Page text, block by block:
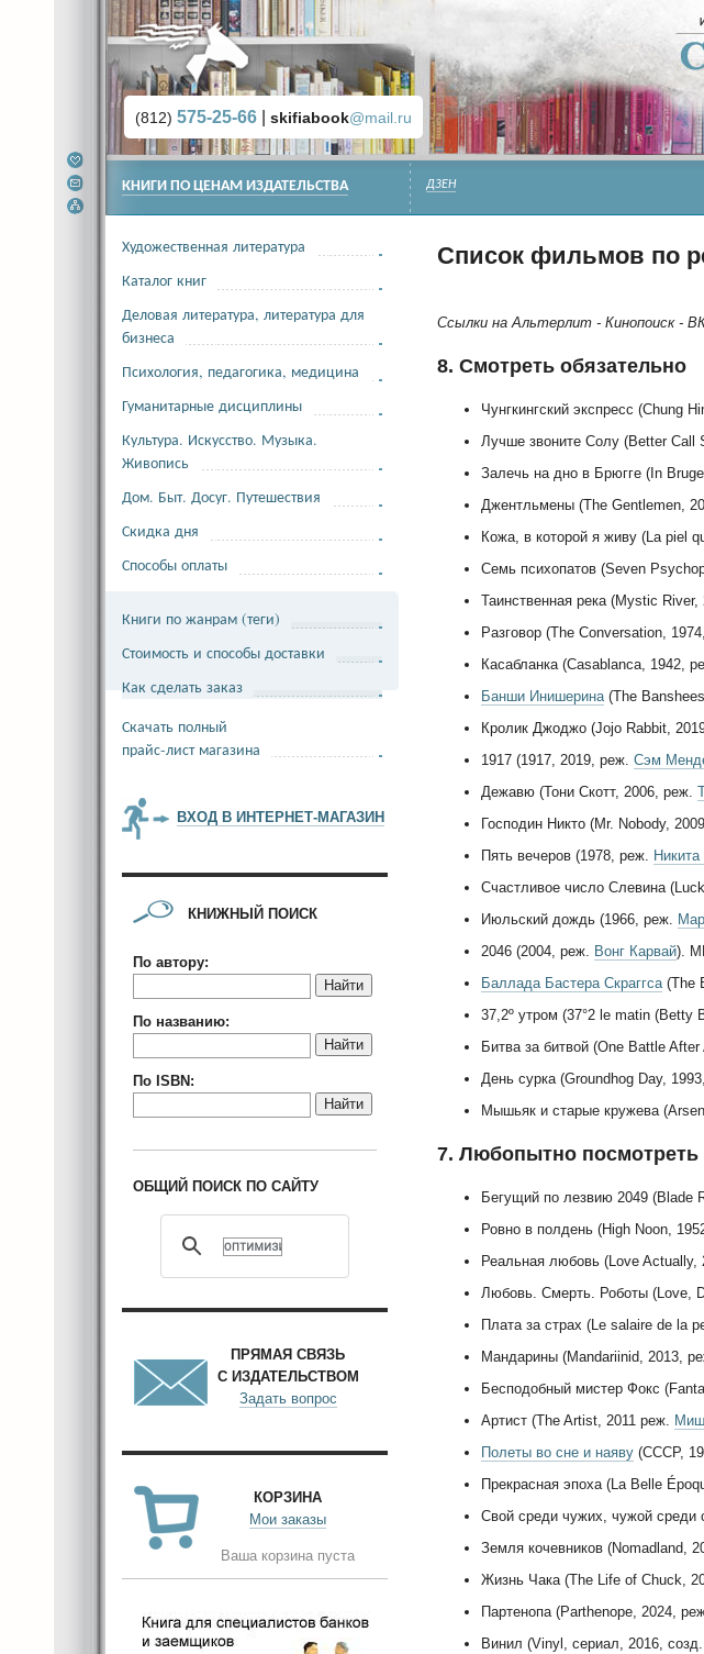
(812) 575-25-66 skifiabook@mail.ru
ДЗЕН
Список фильмов по
Ссылки на Альтерлит - Кинопоиск -
8. Смотреть обязательно
Чунгкингский экспресс (Chung
Лучше звоните Солу (Better Call
Залечь на дно в Брюгге (In
Джентльмены (The Gentlemen,
Кожа, в которой я живу (La piel
Семь психопатов (Seven
Таинственная река (Mystic
Разговор (The Conversation,
Касабланка (Casablanca, 1942,
Банши Инишерина(The
Кролик Джоджо (Jojo Rabbit,
1917 (1917, 2019, реж. Сэм
Дежавю (Тони Скотт, 2006, реж.
Господин Никто (Mr. Nobody,
Пять вечеров (1978, реж.
Счастливое число Слевина
Июльский дождь (1966, реж.
2046 (2004, реж. Вонг Карвай).
Баллада Бастера Скраггса(The
37,2º утром (37°2 le matin (Betty
Битва за битвой (One Battle
День сурка (Groundhog Day,
Мышьяк и старые кружева
7. Любопытно посмотреть
Бегущий по лезвию 2049 (Blade
Ровно в полдень (High Noon,
Реальная любовь (Love Actually,
Любовь. Смерть. Роботы (Love,
Плата за страх (Le salaire de la
Мандарины (Mandariinid, 2013,
Бесподобный мистер Фокс
Артист (The Artist, 2011 реж.
Полеты во сне и наяву (СССР,
Прекрасная эпоха (La Belle
Свой среди чужих, чужой среди
Земля кочевников (Nomadland,
Жизнь Чака (The Life of Chuck,
Партенопа (Parthenope, 2024,
Винил (Vinyl, сериал, 2016,
КНИГИ ПО ЦЕНАМ ИЗДАТЕЛЬСТВА
Художественная литература
Каталог книг
Деловая литература, литература для
бизнеса
Психология, педагогика, медицина
Гуманитарные дисциплины
Культура. Искусство. Музыка.
Живопись
Дом. Быт. Досуг. Путешествия
Скидка дня
Способы оплаты
Книги по жанрам (теги)
Стоимость и способы доставки
Как сделать заказ
Скачать полный
прайс-лист магазина
ВХОД В ИНТЕРНЕТ-МАГАЗИН
КНИЖНЫЙ ПОИСК
По автору:
Найти
По названию:
Найти
По ISBN:
Найти
ОБЩИЙ ПОИСК ПО САЙТУ
ПРЯМАЯ СВЯЗЬ
С ИЗДАТЕЛЬСТВОМ
Задать вопрос
КОРЗИНА
Мои заказы
Ваша корзина пуста